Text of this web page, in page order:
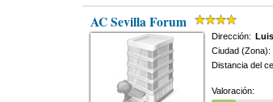
AC Sevilla Forum
Dirección:
Ciudad (Zona):
Distancia del
Valoración: